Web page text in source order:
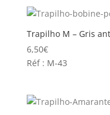
Trapilho M – Gris
6,50€
Réf : M-43